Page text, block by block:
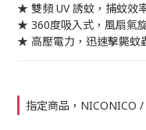
★ 雙頻 UV 誘蚊，捕蚊效
★ 360度吸入式，風扇氣
★ 高壓電力，迅速擊斃蚊
指定商品，NICONICO